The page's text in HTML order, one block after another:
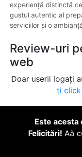
experiență distinctă
gustul autentic al
serviciilor și o
Review-uri
web
Doar userii logați
ți click
Este acesta
Felicitări! Aă